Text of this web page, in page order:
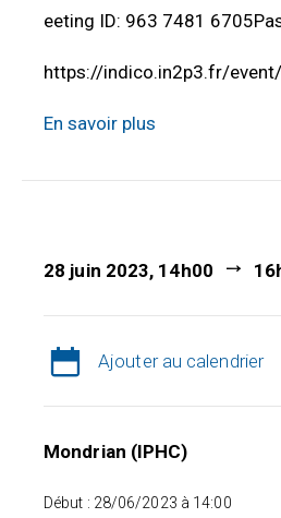
eeting ID: 963 7481
https://indico.in2p3.fr/
En savoir plus
28 juin 2023, 14h00
Ajouter au calendrier
Mondrian (IPHC)
Début : 28/06/2023 à 14:00